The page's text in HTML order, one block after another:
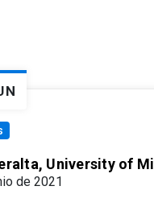
University of
de 2021